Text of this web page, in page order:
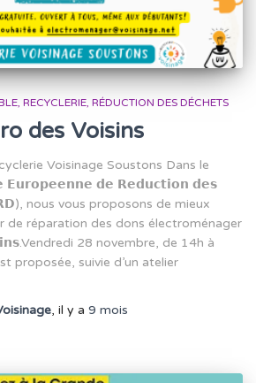
RECYCLERIE RÉDUCTION DES DÉCHETS
des Voisins
Voisinage Soustons Dans le
𝗘𝘂𝗿𝗼𝗽𝗲𝗲𝗻𝗻𝗲 𝗱𝗲 𝗥𝗲𝗱𝘂𝗰𝘁𝗶𝗼𝗻 𝗱𝗲𝘀
nous vous proposons de mieux
de réparation des dons électroménager
28 novembre, de 14h à
proposée, suivie d’un atelier
, il y a 9 mois